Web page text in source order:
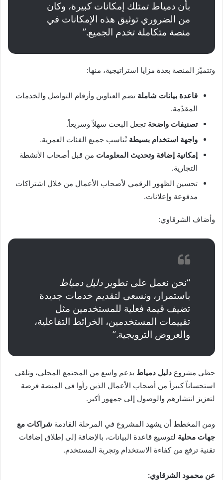
بأن دمياط تمتلك إمكانات كبيرة، وكان
من الضروري توثيق هذه الإمكانات في
منصة متكاملة تخدم الجميع.”
وتتميّز المنصة بعدة مزايا استراتيجية، منها:
قاعدة بيانات شاملة تضم العناوين وأرقام التواصل والخدمات
المقدّمة.
تصنيفات واضحة تجعل البحث سهلاً وسريعاً.
واجهة استخدام بسيطة تُناسب جميع الفئات العمرية.
إمكانية إضافة وتحديث المعلومات من قبل أصحاب الأنشطة
التجارية.
تحسين الظهور الرقمي لأصحاب الأعمال من خلال اشتراكات
مدفوعة وإعلانات.
وأضاف الشرقاوي:
“نحن نعمل على تطويردليل دمياط
باستمرار، ونسعى لتقديم خدمات جديدة
تضيف قيمة فعلية للمستخدمين مثل
تقييمات المستخدمين، الخرائط التفاعلية،
والعروض الترويجية.”
حظي مشروع دليل دمياط بدعم واسع من المجتمع المحلي، وتلقى
استحساناً كبيراً من أصحاب الأعمال الذين رأوا في المنصة فرصة
لتعزيز انتشارهم والوصول إلى جمهور أكبر.
ومن المخطط أن يشهد المشروع في المرحلة القادمة شراكات مع
جهات محلية لتوسيع قاعدة البيانات، بالإضافة إلى إطلاق إضافات
تقنية ترفع من كفاءة الاستخدام وتجربة المستخدم.
عن محمود الشرقاوي: